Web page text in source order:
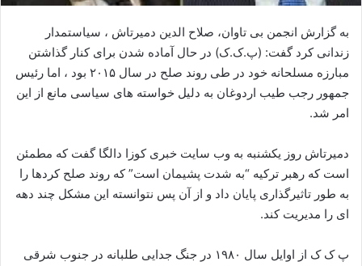
به گزارش انجمن بی تاوان، صلاح الدین دمیرتاش ، سیاستمدار
زندانی کرد گفت: (پ.ک.ک) در حال آماده شدن برای کنار گذاشتن
مبارزه مسلحانه خود در طی روند صلح در سال ۲۰۱۵ بود ، اما رئیس
جمهور رجب طیب اردوغان به دلیل خواسته های سیاسی مانع از این
امر شد.
دمیرتاش روز یکشنبه به وب سایت خبری کوزا دالگا گفت که مطمئن
است که رهبر ترکیه “به شدت پشیمان است” که روند صلح کردها را
به طور تاثیرگذاری پایان داد و از آن پس نتوانسته این مشکل چند دهه
ای را مدیریت کند.
پ ک ک از اوایل سال ۱۹۸۰ در جنگ جدایی طلبانه در جنوب شرقی